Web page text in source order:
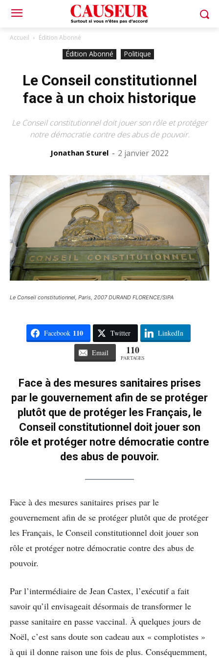
Accueil Édition Abonné
Édition Abonné Politique
Le Conseil constitutionnel
face à un choix historique
Le Conseil constitutionnel doit jouer son rôle et protéger
notre démocratie contre des abus de pouvoir.
Jonathan Sturel - 2 janvier 2022
Le Conseil constitutionnel, Paris, 2007 DURAND FLORENCE/SIPA
Facebook 110 Twitter LinkedIn
Email 110
PARTAGES
Face à des mesures sanitaires prises
par le gouvernement afin de se protéger
plutôt que de protéger les Français, le
Conseil constitutionnel doit jouer son
rôle et protéger notre démocratie contre
des abus de pouvoir.
Face à des mesures sanitaires prises par le
gouvernement afin de se protéger plutôt que de protéger
les Français, le Conseil constitutionnel doit jouer son
rôle et protéger notre démocratie contre des abus de
pouvoir.
Par l’intermédiaire de Jean Castex, l’exécutif a fait
savoir qu’il envisageait désormais de transformer le
passe sanitaire en passe vaccinal. À quelques jours de
Noël, c’est sans doute son cadeau aux « complotistes »
à qui il donne raison une fois de plus. Conséquemment,